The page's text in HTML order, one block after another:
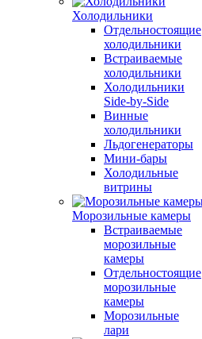
Холодильники
Отдельностоящие
холодильники
Встраиваемые
холодильники
Холодильники
Side-by-Side
Винные
холодильники
Льдогенераторы
Мини-бары
Холодильные
витрины
Морозильные камеры
Встраиваемые
морозильные
камеры
Отдельностоящие
морозильные
камеры
Морозильные
лари